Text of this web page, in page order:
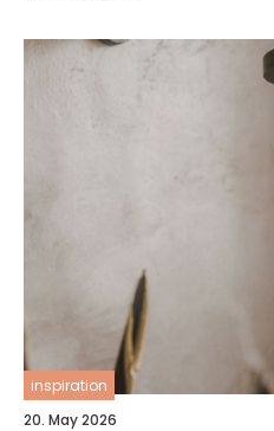
inspiration
20. May 2026